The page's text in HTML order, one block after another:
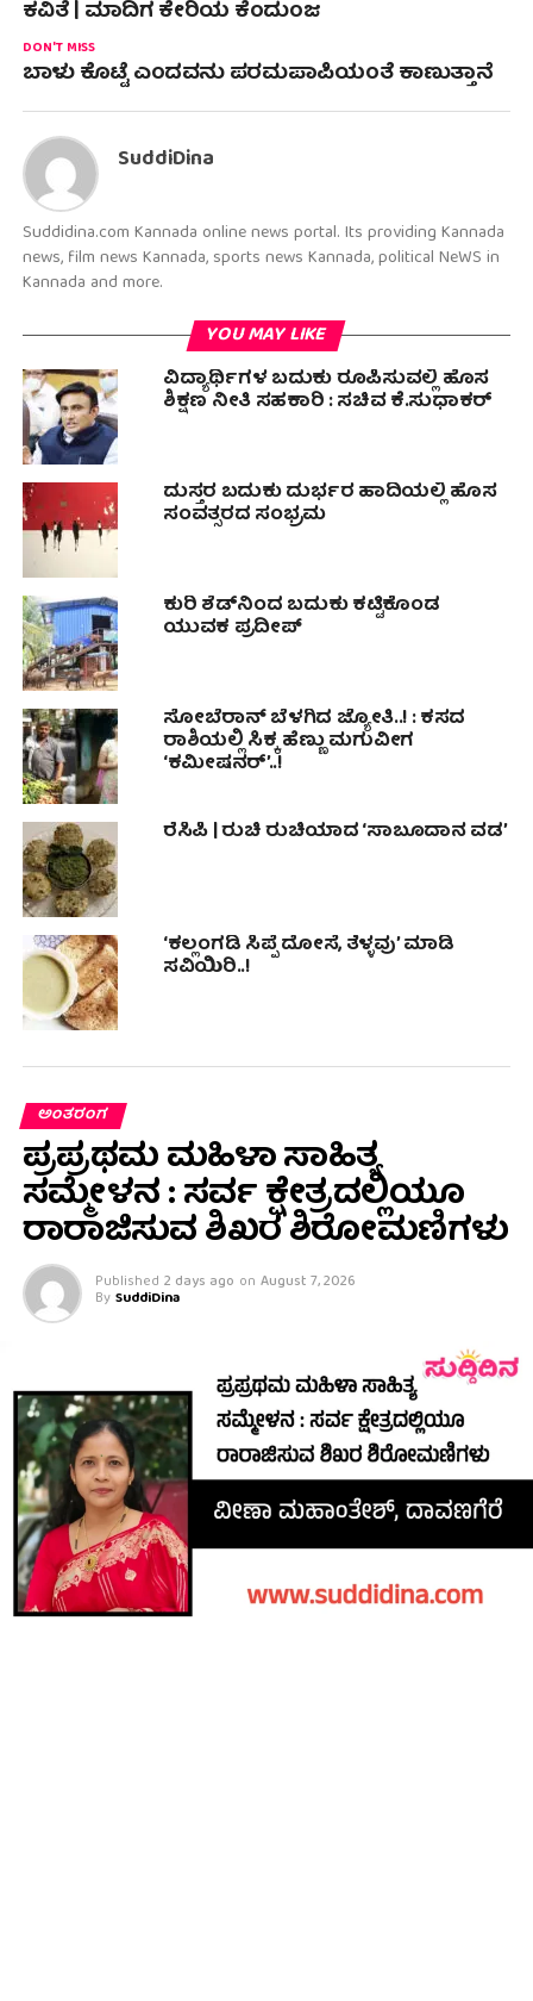
ಕವಿತೆ | ಮಾದಿಗ ಕೇರಿಯ ಕೆಂದುಂಜ
DON'T MISS
ಬಾಳು ಕೊಟ್ಟೆ ಎಂದವನು ಪರಮಪಾಪಿಯಂತೆ ಕಾಣುತ್ತಾನೆ
SuddiDina
Suddidina.com Kannada online news portal. Its providing Kannada
news, film news Kannada, sports news Kannada, political NeWS in
Kannada and more.
YOU MAY LIKE
ವಿದ್ಯಾರ್ಥಿಗಳ ಬದುಕು ರೂಪಿಸುವಲ್ಲಿ ಹೊಸ
ಶಿಕ್ಷಣ ನೀತಿ ಸಹಕಾರಿ : ಸಚಿವ ಕೆ.ಸುಧಾಕರ್
ದುಸ್ತರ ಬದುಕು ದುರ್ಭರ ಹಾದಿಯಲ್ಲಿ ಹೊಸ
ಸಂವತ್ಸರದ ಸಂಭ್ರಮ
ಕುರಿ ಶೆಡ್‍ನಿಂದ ಬದುಕು ಕಟ್ಟಿಕೊಂಡ
ಯುವಕ ಪ್ರದೀಪ್
ಸೋಬೆರಾನ್ ಬೆಳಗಿದ ಜ್ಯೋತಿ..! : ಕಸದ
ರಾಶಿಯಲ್ಲಿ ಸಿಕ್ಕ ಹೆಣ್ಣು ಮಗುವೀಗ
‘ಕಮೀಷನರ್’..!
ರೆಸಿಪಿ | ರುಚಿ ರುಚಿಯಾದ ‘ಸಾಬೂದಾನ ವಡ’
‘ಕಲ್ಲಂಗಡಿ ಸಿಪ್ಪೆ ದೋಸೆ, ತೆಳ್ಳವು’ ಮಾಡಿ
ಸವಿಯಿರಿ..!
ಅಂತರಂಗ
ಪ್ರಪ್ರಥಮ ಮಹಿಳಾ ಸಾಹಿತ್ಯ
ಸಮ್ಮೇಳನ : ಸರ್ವ ಕ್ಷೇತ್ರದಲ್ಲಿಯೂ
ರಾರಾಜಿಸುವ ಶಿಖರ ಶಿರೋಮಣಿಗಳು
Published 2 days ago on August 7, 2026
By SuddiDina